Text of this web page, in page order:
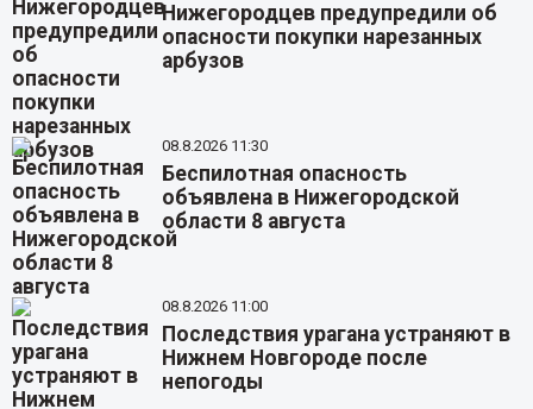
Нижегородцев предупредили об
опасности покупки нарезанных
арбузов
08.8.2026 11:30
Беспилотная опасность
объявлена в Нижегородской
области 8 августа
08.8.2026 11:00
Последствия урагана устраняют в
Нижнем Новгороде после
непогоды